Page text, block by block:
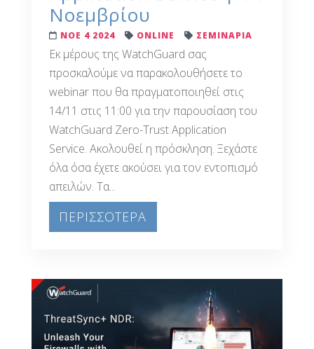
Νοεμβρίου
ΝΟΕ 4 2024 ONLINE ΣΕΜΙΝΑΡΙΑ
Εκ μέρους της WatchGuard σας
προσκαλούμε να παρακολουθήσετε το
webinar που θα πραγματοποιηθεί στις
14/11 στις 11:00 για την παρουσίαση του
WatchGuard Zero-Trust Application
Service. Ακολουθεί η πρόσκληση. Ξεχάστε
όλα όσα έχετε ακούσει για τον εντοπισμό
απειλών. Τα...
ΠΕΡΙΣΣΟΤΕΡΑ